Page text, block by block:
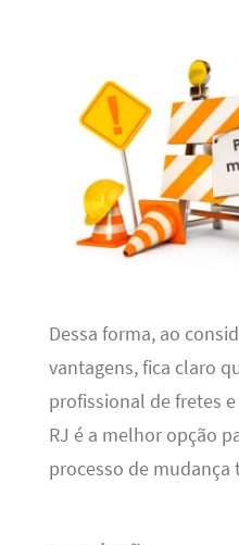
Dessa forma, ao
vantagens, fica claro
profissional de fretes
RJ é a melhor opção
processo de